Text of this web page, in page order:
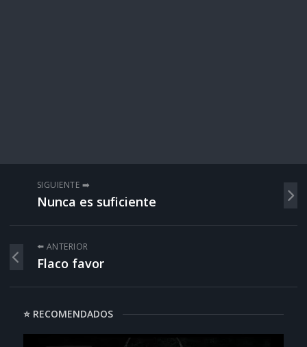
SIGUIENTE ➡️
Nunca es suficiente
⬅️ ANTERIOR
Flaco favor
⭐ RECOMENDADOS